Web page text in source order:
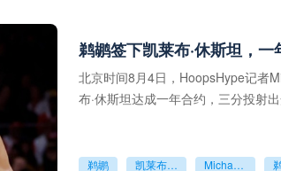
鹈鹕签下凯莱布·休斯坦，
北京时间8月4日，HoopsHype记者
布·休斯坦达成一年合约，三分投射
鹈鹕 凯莱布‑休斯坦 Michael Scotto